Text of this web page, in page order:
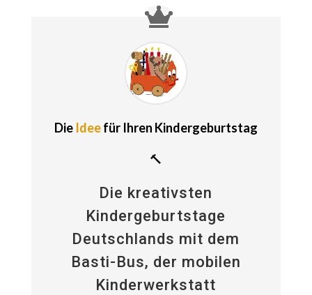
Die Ideefür Ihren Kindergeburtstag
🔨
Die kreativsten
Kindergeburtstage
Deutschlands mit dem
Basti-Bus, der mobilen
Kinderwerkstatt